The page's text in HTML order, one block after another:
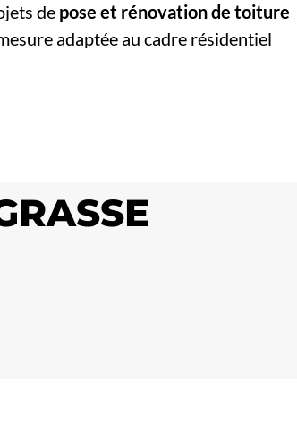
de pose et rénovation de toiture
adaptée au cadre résidentiel